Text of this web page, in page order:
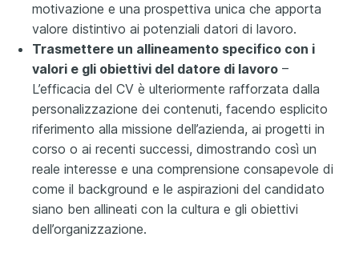
motivazione e una prospettiva unica che apporta
valore distintivo ai potenziali datori di lavoro.
Trasmettere un allineamento specifico con i
valori e gli obiettivi del datore di lavoro –
L’efficacia del CV è ulteriormente rafforzata dalla
personalizzazione dei contenuti, facendo esplicito
riferimento alla missione dell’azienda, ai progetti in
corso o ai recenti successi, dimostrando così un
reale interesse e una comprensione consapevole di
come il background e le aspirazioni del candidato
siano ben allineati con la cultura e gli obiettivi
dell’organizzazione.